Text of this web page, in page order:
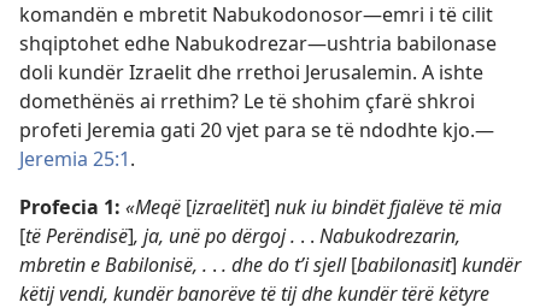
komandën e mbretit Nabukodonosor​—emri i të cilit
shqiptohet edhe Nabukodrezar—​ushtria babilonase
doli kundër Izraelit dhe rrethoi Jerusalemin. A ishte
domethënës ai rrethim? Le të shohim çfarë shkroi
profeti Jeremia gati 20 vjet para se të ndodhte kjo.​—
Jeremia 25:1.
Profecia 1: «Meqë [izraelitët] nuk iu bindët fjalëve të mia
[të Perëndisë], ja, unë po dërgoj . . . Nabukodrezarin,
mbretin e Babilonisë, . . . dhe do t’i sjell[babilonasit] kundër
këtij vendi, kundër banorëve të tij dhe kundër tërë këtyre